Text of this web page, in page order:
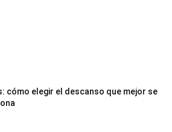
cómo elegir el descanso que mejor se